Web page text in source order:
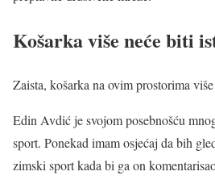
Košarka više neće biti
Zaista, košarka na ovim prostorima
Edin Avdić je svojom posebnošću
sport. Ponekad imam osjećaj da bih
zimski sport kada bi ga on